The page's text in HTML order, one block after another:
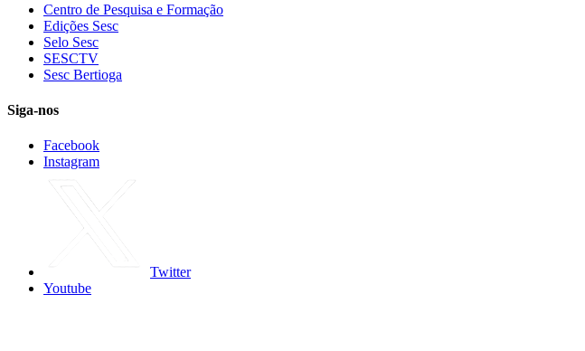
Centro de Pesquisa e Formação
Edições Sesc
Selo Sesc
SESCTV
Sesc Bertioga
Siga-nos
Facebook
Instagram
Twitter
Youtube